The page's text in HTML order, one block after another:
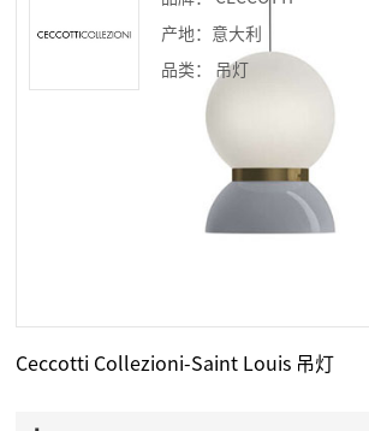
产地：意大利
品类： 吊灯
Ceccotti Collezioni-Saint Louis 吊灯